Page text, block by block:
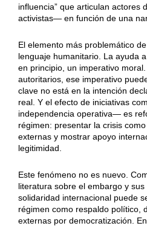
influencia” que articulan actores
activistas— en función de una
El elemento más problemático
lenguaje humanitario. La ayuda
en principio, un imperativo
autoritarios, ese imperativo
clave no está en la intención
real. Y el efecto de iniciativas
independencia operativa— es
régimen: presentar la crisis
externas y mostrar apoyo
legitimidad.
Este fenómeno no es nuevo.
literatura sobre el embargo y
solidaridad internacional puede
régimen como respaldo político,
externas por democratización.